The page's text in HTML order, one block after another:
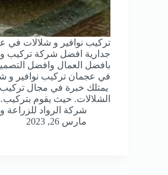
جدارية افضل شركة تركيب
بافضل العمال وافضل
في عجمان تركيب نوافير و
يمتلك خبرة في مجال
الشلالات. حيث يقوم
شركة الرواد للزراعة
مارس 26, 2023